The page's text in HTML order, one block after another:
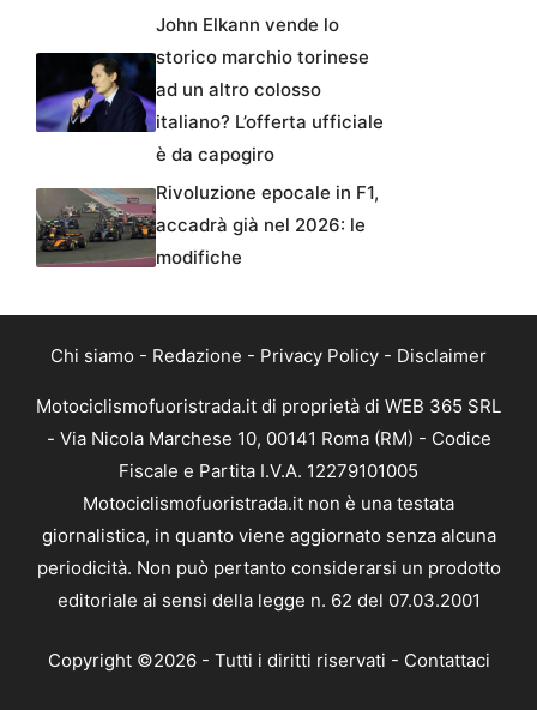
John Elkann vende lo
storico marchio torinese
ad un altro colosso
italiano? L’offerta ufficiale
è da capogiro
Rivoluzione epocale in F1,
accadrà già nel 2026: le
modifiche
Chi siamo - Redazione - Privacy Policy - Disclaimer
Motociclismofuoristrada.it di proprietà di WEB 365 SRL
- Via Nicola Marchese 10, 00141 Roma (RM) - Codice
Fiscale e Partita I.V.A. 12279101005
Motociclismofuoristrada.it non è una testata
giornalistica, in quanto viene aggiornato senza alcuna
periodicità. Non può pertanto considerarsi un prodotto
editoriale ai sensi della legge n. 62 del 07.03.2001
Copyright ©2026 - Tutti i diritti riservati - Contattaci